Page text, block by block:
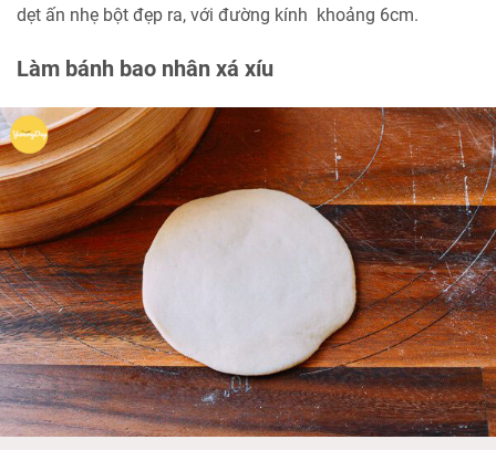
dẹt ấn nhẹ bột đẹp ra, với đường kính khoảng 6cm.
Làm bánh bao nhân xá xíu